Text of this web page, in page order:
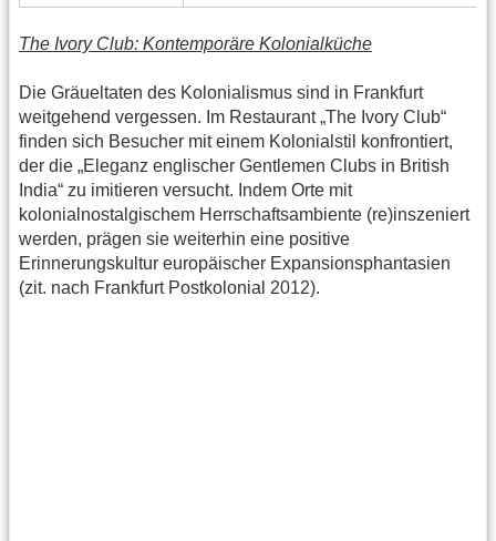
The Ivory Club: Kontemporäre Kolonialküche
Die Gräueltaten des Kolonialismus sind in Frankfurt
weitgehend vergessen. Im Restaurant „The Ivory Club“
finden sich Besucher mit einem Kolonialstil konfrontiert,
der die „Eleganz englischer Gentlemen Clubs in British
India“ zu imitieren versucht. Indem Orte mit
kolonialnostalgischem Herrschaftsambiente (re)inszeniert
werden, prägen sie weiterhin eine positive
Erinnerungskultur europäischer Expansionsphantasien
(zit. nach Frankfurt Postkolonial 2012).